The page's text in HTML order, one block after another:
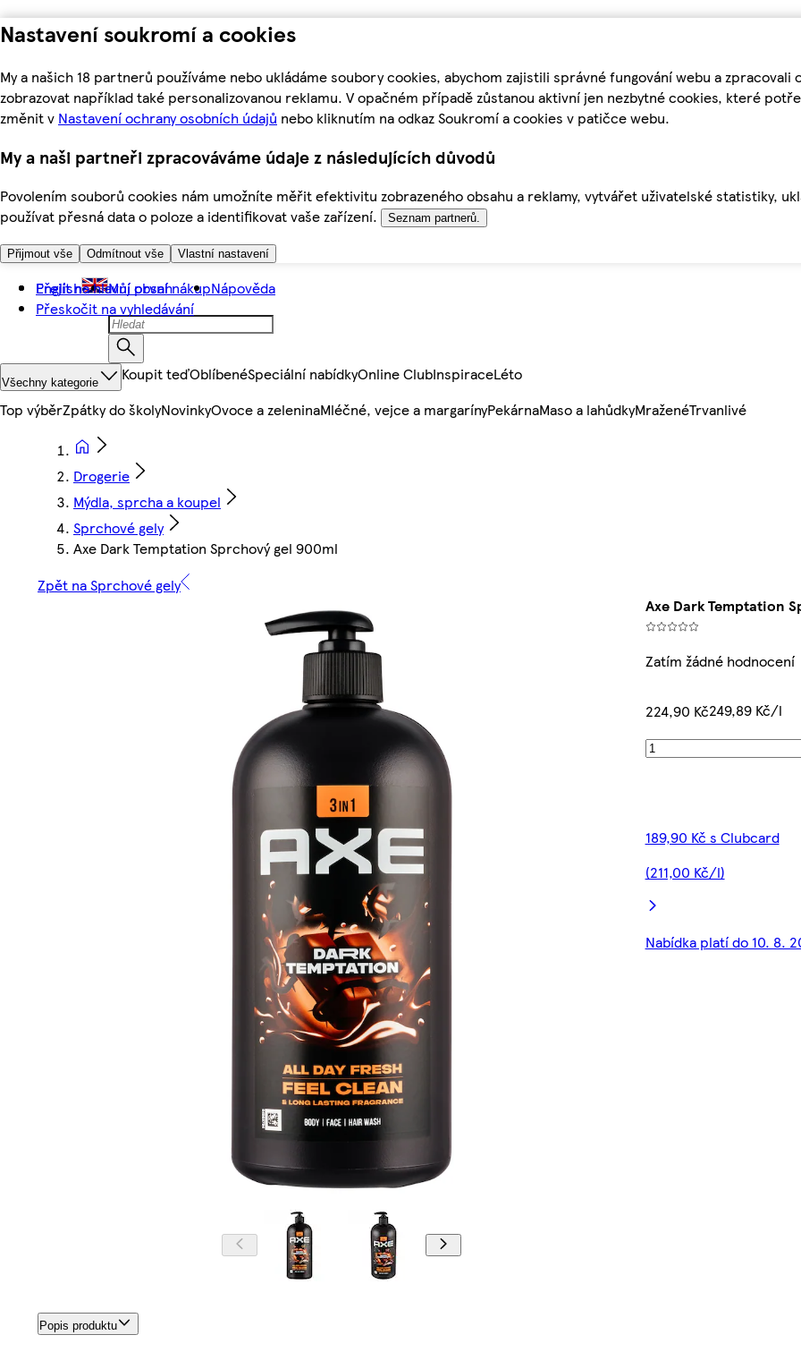
Nastavení soukromí a cookies
My a našich 18 partnerů používáme nebo ukládáme soubory cookies, abychom zajistili správné fungování webu a
zobrazovat například také personalizovanou reklamu. V opačném případě zůstanou aktivní jen nezbytné cookies, které
změnit v Nastavení ochrany osobních údajů nebo kliknutím na odkaz Soukromí a cookies v patičce webu.
My a naši partneři zpracováváme údaje z následujících důvodů
Povolením souborů cookies nám umožníte měřit efektivitu zobrazeného obsahu a reklamy, vytvářet uživatelské statistiky,
používat přesná data o poloze a identifikovat vaše zařízení.
Seznam partnerů.
Přijmout vše Odmítnout vše Vlastní nastavení
Přejít na hlavní obsah
Přeskočit na vyhledávání
English Můj první nákupNápověda
Všechny kategorie Koupit teďOblíbenéSpeciální nabídkyOnline ClubInspiraceLéto
Top výběrZpátky do školyNovinkyOvoce a zeleninaMléčné, vejce a margarínyPekárnaMaso a lahůdkyMraženéTrvanlivé
Drogerie
Mýdla, sprcha a koupel
Sprchové gely
Axe Dark Temptation Sprchový gel 900ml
Zpět na Sprchové gely
Axe Dark Temptation
Zatím žádné hodnocení
224,90 Kč249,89 Kč/l
189,90 Kč s Clubcard
(211,00 Kč/l)
Nabídka platí do 10. 8.
Popis produktu